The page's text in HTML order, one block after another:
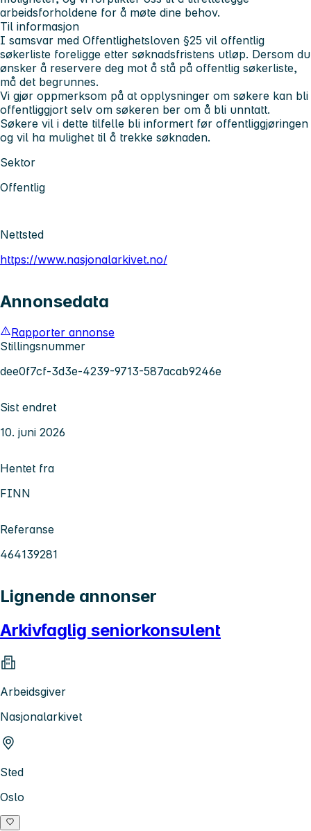
arbeidsforholdene for å møte dine behov.
Til informasjon
I samsvar med Offentlighetsloven §25 vil offentlig
søkerliste foreligge etter søknadsfristens utløp. Dersom du
ønsker å reservere deg mot å stå på offentlig søkerliste,
må det begrunnes.
Vi gjør oppmerksom på at opplysninger om søkere kan bli
offentliggjort selv om søkeren ber om å bli unntatt.
Søkere vil i dette tilfelle bli informert før offentliggjøringen
og vil ha mulighet til å trekke søknaden.
Sektor
Offentlig
Nettsted
https://www.nasjonalarkivet.no/
Annonsedata
Rapporter annonse
Stillingsnummer
dee0f7cf-3d3e-4239-9713-587acab9246e
Sist endret
10. juni 2026
Hentet fra
FINN
Referanse
464139281
Lignende annonser
Arkivfaglig seniorkonsulent
Arbeidsgiver
Nasjonalarkivet
Sted
Oslo